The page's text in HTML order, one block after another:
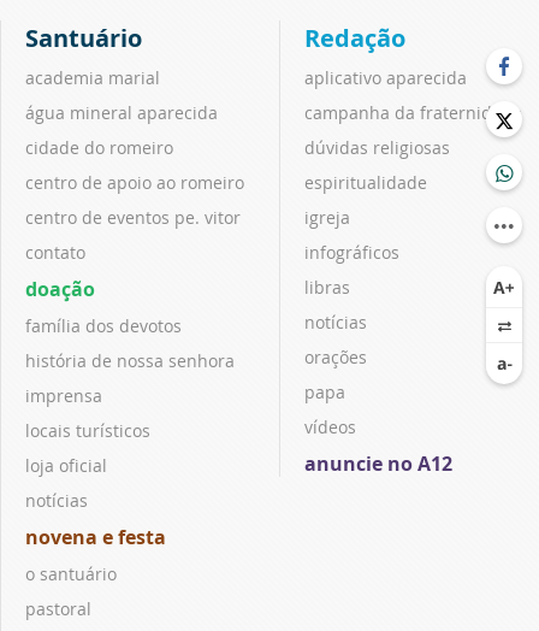
Santuário
academia marial
água mineral aparecida
cidade do romeiro
centro de apoio ao romeiro
centro de eventos pe. vitor
contato
doação
família dos devotos
história de nossa senhora
imprensa
locais turísticos
loja oficial
notícias
novena e festa
o santuário
pastoral
Redação
aplicativo aparecida
campanha da fraternidade
dúvidas religiosas
espiritualidade
igreja
infográficos
libras
notícias
orações
papa
vídeos
anuncie no A12